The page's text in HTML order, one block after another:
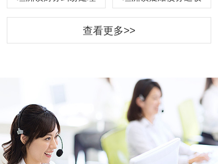
查看更多>>